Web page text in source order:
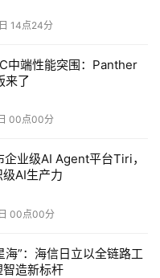
试引擎，企业可根据业
重构现有测试流程。
价值总结
中长期综合测试成本显
发调度
试周期，支撑高频迭代
14点24分
中端性能突围：Panther
来了
00点00分
业级AI Agent平台Tiri，
AI生产力
00点00分
海”：海信日立以全链路工
造新标杆